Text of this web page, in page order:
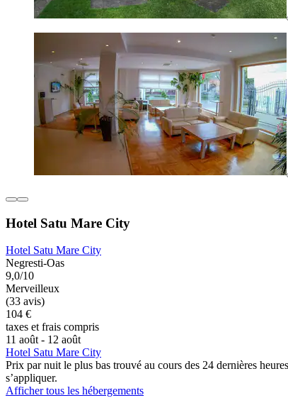
Hotel Satu Mare City
Hotel Satu Mare City
Negresti-Oas
9,0/10
Merveilleux
(33 avis)
104 €
taxes et frais compris
11 août - 12 août
Hotel Satu Mare City
Prix par nuit le plus bas trouvé au cours des 24 dernières
s’appliquer.
Afficher tous les hébergements